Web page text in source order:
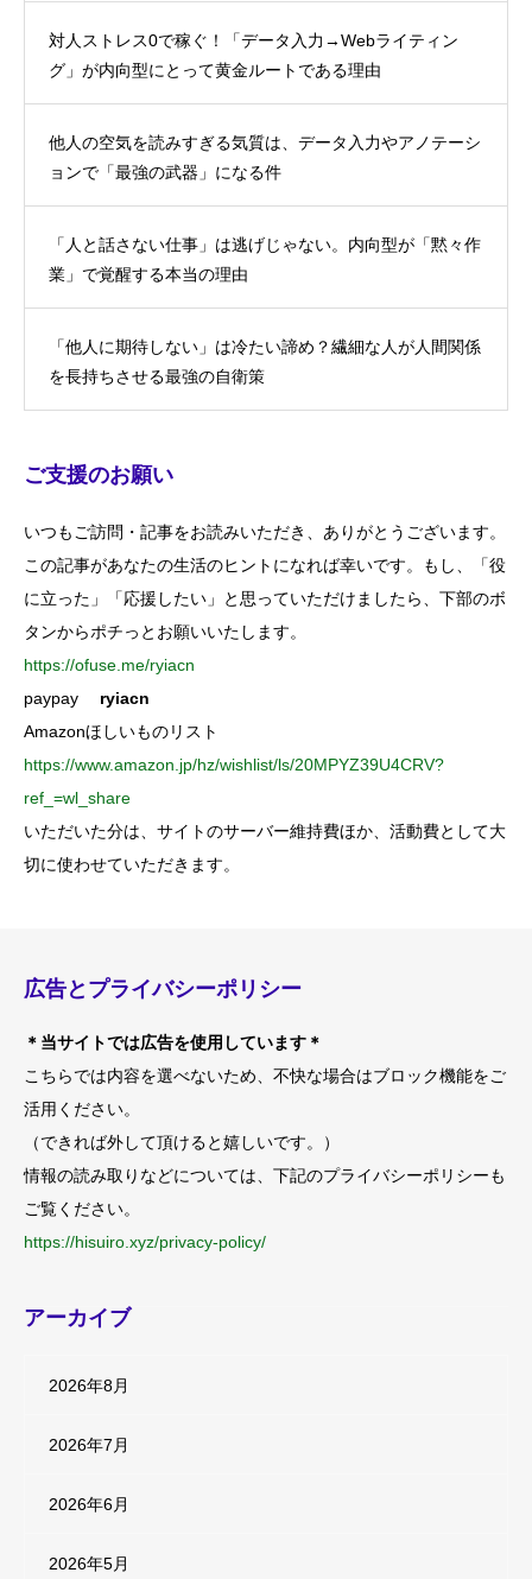
対人ストレス0で稼ぐ！「データ入力→Webライティン
グ」が内向型にとって黄金ルートである理由
他人の空気を読みすぎる気質は、データ入力やアノテーシ
ョンで「最強の武器」になる件
「人と話さない仕事」は逃げじゃない。内向型が「黙々作
業」で覚醒する本当の理由
「他人に期待しない」は冷たい諦め？繊細な人が人間関係
を長持ちさせる最強の自衛策
ご支援のお願い
いつもご訪問・記事をお読みいただき、ありがとうございます。
この記事があなたの生活のヒントになれば幸いです。もし、「役
に立った」「応援したい」と思っていただけましたら、下部のボ
タンからポチっとお願いいたします。
https://ofuse.me/ryiacn
paypay ryiacn
Amazonほしいものリスト
https://www.amazon.jp/hz/wishlist/ls/20MPYZ39U4CRV?
ref_=wl_share
いただいた分は、サイトのサーバー維持費ほか、活動費として大
切に使わせていただきます。
広告とプライバシーポリシー
＊当サイトでは広告を使用しています＊
こちらでは内容を選べないため、不快な場合はブロック機能をご
活用ください。
（できれば外して頂けると嬉しいです。）
情報の読み取りなどについては、下記のプライバシーポリシーも
ご覧ください。
https://hisuiro.xyz/privacy-policy/
アーカイブ
2026年8月
2026年7月
2026年6月
2026年5月